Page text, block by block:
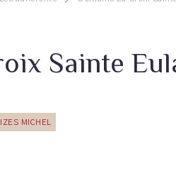
Sainte
MICHEL